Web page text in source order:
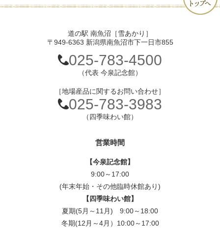
道の駅 南魚沼［雪あかり］
〒949-6363 新潟県南魚沼市下一日市855
025-783-4500
（代表 今泉記念館）
［地場産品に関するお問い合わせ］
025-783-3983
（四季味わい館）
営業時間
【今泉記念館】
9:00～17:00
(年末年始・その他臨時休館あり)
【四季味わい館】
夏期(5月～11月) 9:00～18:00
冬期(12月～4月）10:00～17:00